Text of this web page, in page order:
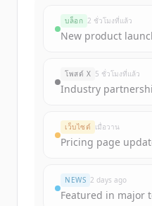
Sign up for
New accounts
get
Create
บล็อก 2 ชั่วโมงที่แล้ว
New product
โพสต์ X 5 ชั่วโมงที่แล้ว
Industry
เว็บไซต์ เมื่อวาน
Pricing page
NEWS 2 days ago
Featured in major